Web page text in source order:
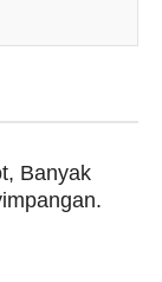
Banyak